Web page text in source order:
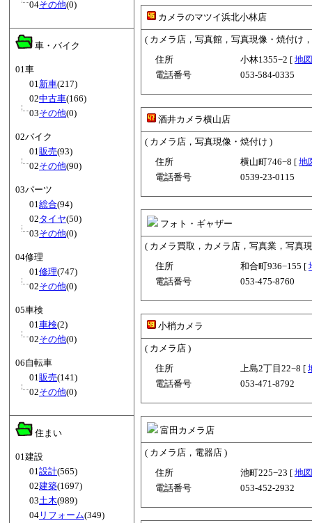
04その他(0)
車・バイク
01車
01 新車(217)
02中古車(166)
03その他(0)
02バイク
01 販売(93)
02その他(90)
03パーツ
01 総合(94)
02タイヤ(50)
03その他(0)
04修理
01 修理(747)
02その他(0)
05車検
01 車検(2)
02その他(0)
06自転車
01 販売(141)
02その他(0)
住まい
01建設
01 設計(565)
02建築(1697)
03土木(989)
04 リフォーム(349)
カメラのマツイ浜北小林店
( カメラ店，写真館，写真現像・焼付け
住所
小林1355−2 [ 地図
電話番号
053-584-0335
酒井カメラ横山店
( カメラ店，写真現像・焼付け )
住所
横山町746−8 [ 地
電話番号
0539-23-0115
フォト・ギャザー
( カメラ買取，カメラ店，写真業，写真
住所
和合町936−155 [
電話番号
053-475-8760
小梢カメラ
( カメラ店 )
住所
上島2丁目22−8 [
電話番号
053-471-8792
富田カメラ店
( カメラ店，電器店 )
住所
池町225−23 [ 地図
電話番号
053-452-2932